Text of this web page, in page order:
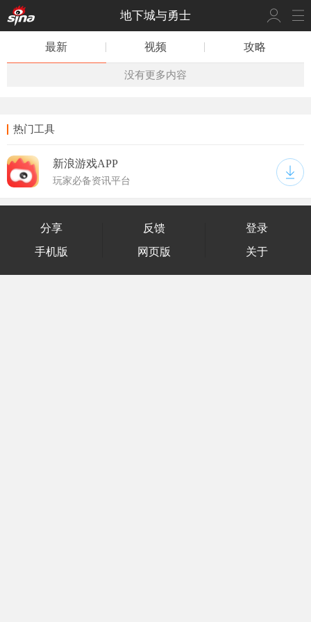
地下城与勇士
最新 视频 攻略
没有更多内容
热门工具
新浪游戏APP
玩家必备资讯平台
分享
手机版
反馈
网页版
登录
关于